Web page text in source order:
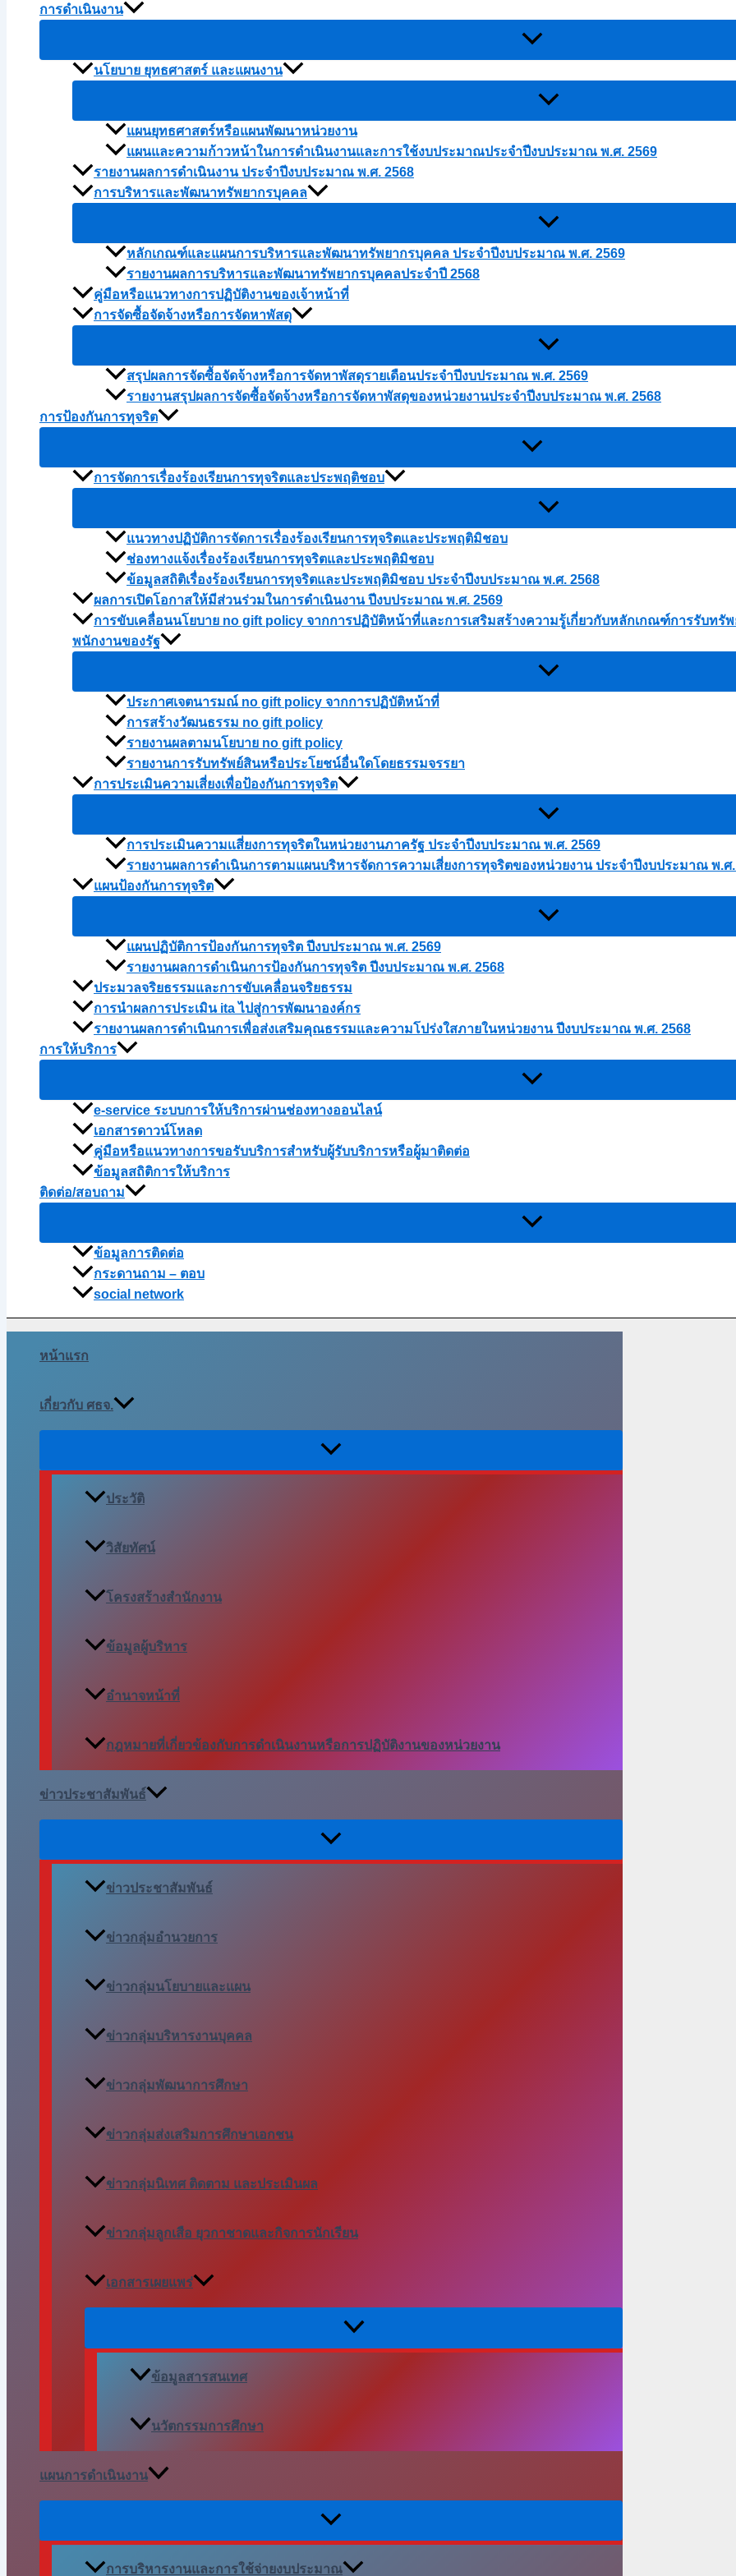
การดำเนินงาน
นโยบาย ยุทธศาสตร์ และแผนงาน
แผนยุทธศาสตร์หรือแผนพัฒนาหน่วยงาน
แผนและความก้าวหน้าในการดำเนินงานและการใช้งบประมาณประจำปีงบประมาณ พ.ศ. 2569
รายงานผลการดำเนินงาน ประจำปีงบประมาณ พ.ศ. 2568
การบริหารและพัฒนาทรัพยากรบุคคล
หลักเกณฑ์และแผนการบริหารและพัฒนาทรัพยากรบุคคล ประจำปีงบประมาณ พ.ศ. 2569
รายงานผลการบริหารและพัฒนาทรัพยากรบุคคลประจำปี 2568
คู่มือหรือแนวทางการปฏิบัติงานของเจ้าหน้าที่
การจัดซื้อจัดจ้างหรือการจัดหาพัสดุ
สรุปผลการจัดซื้อจัดจ้างหรือการจัดหาพัสดุรายเดือนประจำปีงบประมาณ พ.ศ. 2569
รายงานสรุปผลการจัดซื้อจัดจ้างหรือการจัดหาพัสดุของหน่วยงานประจำปีงบประมาณ พ.ศ. 2568
การป้องกันการทุจริต
การจัดการเรื่องร้องเรียนการทุจริตและประพฤติชอบ
แนวทางปฏิบัติการจัดการเรื่องร้องเรียนการทุจริตและประพฤติมิชอบ
ช่องทางแจ้งเรื่องร้องเรียนการทุจริตและประพฤติมิชอบ
ข้อมูลสถิติเรื่องร้องเรียนการทุจริตและประพฤติมิชอบ ประจำปีงบประมาณ พ.ศ. 2568
ผลการเปิดโอกาสให้มีส่วนร่วมในการดำเนินงาน ปีงบประมาณ พ.ศ. 2569
การขับเคลื่อนนโยบาย no gift policy จากการปฏิบัติหน้าที่และการเสริมสร้างความรู้เกี่ยวกับหลักเกณฑ์การรับทรั
พนักงานของรัฐ
ประกาศเจตนารมณ์ no gift policy จากการปฏิบัติหน้าที่
การสร้างวัฒนธรรม no gift policy
รายงานผลตามนโยบาย no gift policy
รายงานการรับทรัพย์สินหรือประโยชน์อื่นใดโดยธรรมจรรยา
การประเมินความเสี่ยงเพื่อป้องกันการทุจริต
การประเมินความเเสี่ยงการทุจริตในหน่วยงานภาครัฐ ประจำปีงบประมาณ พ.ศ. 2569
รายงานผลการดำเนินการตามแผนบริหารจัดการความเสี่ยงการทุจริตของหน่วยงาน ประจำปีงบประมาณ พ.ศ.
แผนป้องกันการทุจริต
แผนปฏิบัติการป้องกันการทุจริต ปีงบประมาณ พ.ศ. 2569
รายงานผลการดำเนินการป้องกันการทุจริต ปีงบประมาณ พ.ศ. 2568
ประมวลจริยธรรมและการขับเคลื่อนจริยธรรม
การนำผลการประเมิน ita ไปสู่การพัฒนาองค์กร
รายงานผลการดำเนินการเพื่อส่งเสริมคุณธรรมและความโปร่งใสภายในหน่วยงาน ปีงบประมาณ พ.ศ. 2568
การให้บริการ
e-service ระบบการให้บริการผ่านช่องทางออนไลน์
เอกสารดาวน์โหลด
คู่มือหรือแนวทางการขอรับบริการสำหรับผู้รับบริการหรือผู้มาติดต่อ
ข้อมูลสถิติการให้บริการ
ติดต่อ/สอบถาม
ข้อมูลการติดต่อ
กระดานถาม – ตอบ
social network
หน้าแรก
เกี่ยวกับ ศธจ.
ประวัติ
วิสัยทัศน์
โครงสร้างสำนักงาน
ข้อมูลผู้บริหาร
อำนาจหน้าที่
กฎหมายที่เกี่ยวข้องกับการดำเนินงานหรือการปฏิบัติงานของหน่วยงาน
ข่าวประชาสัมพันธ์
ข่าวประชาสัมพันธ์
ข่าวกลุ่มอำนวยการ
ข่าวกลุ่มนโยบายและแผน
ข่าวกลุ่มบริหารงานบุคคล
ข่าวกลุ่มพัฒนาการศึกษา
ข่าวกลุ่มส่งเสริมการศึกษาเอกชน
ข่าวกลุ่มนิเทศ ติดตาม และประเมินผล
ข่าวกลุ่มลูกเสือ ยุวกาชาดและกิจการนักเรียน
เอกสารเผยแพร่
ข้อมูลสารสนเทศ
นวัตกรรมการศึกษา
แผนการดำเนินงาน
การบริหารงานและการใช้จ่ายงบประมาณ